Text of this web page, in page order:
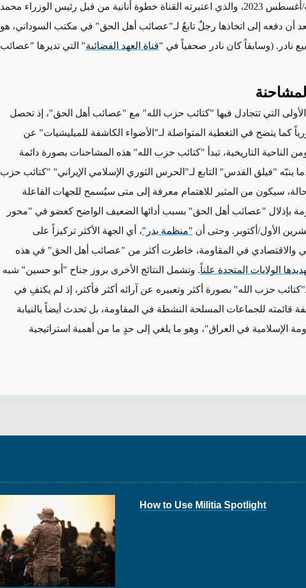
2023، والذي اعتبرته القناة خطوة أنانية من قبل رئيس الوزراء محمد
أن دفعه إلى اتخاذها رجلٌ تابعٌ لـ"عصائب أهل الحق" في مكتب السوداني، هو
نادر.(وسابقاً كان نادر صحفياً في "قناة العهد الفضائية" التي تديرها "عصائب
التي تتجادل فيها "كتائب حزب الله" مع "عصائب أهل الحق"، إذتحصل
كما يتضح في التغطية المتواصلة لـ"الأضواء الكاشفة للميليشيات" عن
من الناحية التاريخية،تبدأ "كتائب حزب الله" هذه المشاحنات بصورة دائمة
ينبّه "فيلق القدس" التابع لـ"الحرس الثوري الإسلامي الإيراني" "كتائب حزب
سيكون من المثير للاهتمام معرفة إلى متى سيُسمح للجهات الفاعلة
بإذلال "عصائب أهل الحق" بسبب أدائها الضعيف الواضحكعضو في "محور
"منظمة بدر"، أي الجهة الأكثر تركيزاً على
والاقتصادي في المقاومة، خاطرت أكثر من "عصائب أهل الحق" في هذه
الولايات المتحدة علناً. وتشمل النتائج الأخرى بروز جناح "أبو حسين" شبه
حزب الله" بصورة أكثر وتعبيره عن آرائه أكثر فأكثر، إذ لم يكتفِ في
قائمته للجماعات المسلحة النشطة في المقاومة، بل تحدث أيضاً بالنيابة
الإسلامية في العراق"، وهو ما يلغي إلى حدٍ ما من أهمية استراتيجية
How to Use Militia Spotlight